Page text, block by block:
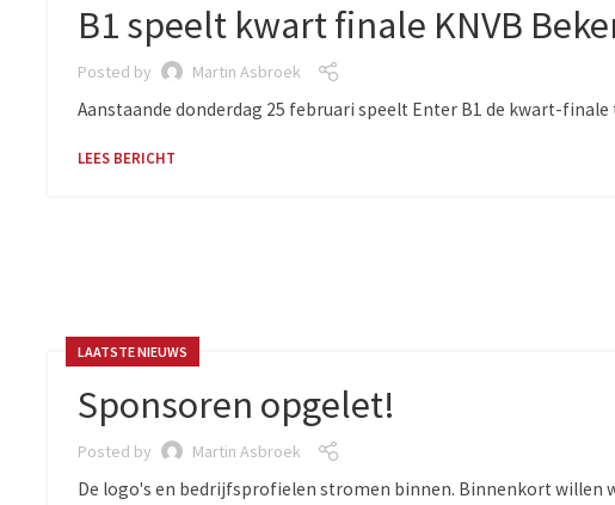
B1 speelt kwart finale KNVB
Posted by Martin Asbroek
Aanstaande donderdag 25 februari speelt Enter B1 de kwart-finale
LEES BERICHT
LAATSTE NIEUWS
Sponsoren opgelet!
Posted by Martin Asbroek
De logo's en bedrijfsprofielen stromen binnen. Binnenkort willen